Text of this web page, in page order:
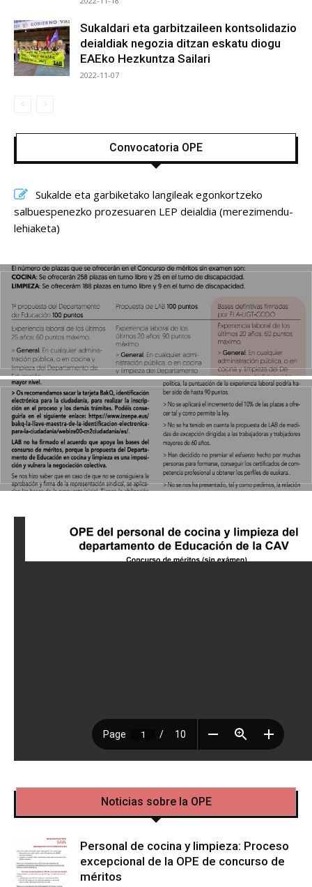
Sukaldari eta garbitzaileen kontsolidazio
deialdiak negozia ditzan eskatu diogu
EAEko Hezkuntza Sailari
2022-11-07
Convocatoria OPE
Sukalde eta garbiketako langileak egonkortzeko
salbuespenezko prozesuaren LEP deialdia (merezimendu-
lehiaketa)
Noticias sobre la OPE
Personal de cocina y limpieza: Proceso
excepcional de la OPE de concurso de
méritos